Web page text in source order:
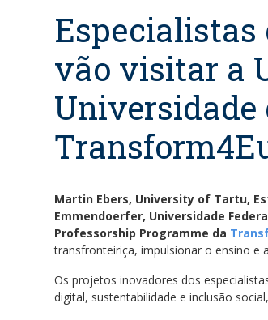
Especialistas
vão visitar a
Universidade
Martin Ebers, University of Tartu,
Emmendoerfer, Universidade
Professorship Programme da
transfronteiriça, impulsionar o ensino e
Os projetos inovadores dos
digital, sustentabilidade e inclusão